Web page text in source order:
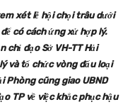
xét lễ hội chọi trâu dưới
có cách ứng xử hợp lý.
chỉ đạo Sở VH-TT Hải
và tổ chức vòng đấu loại
Phòng cũng giao UBND
TP về việc khắc phục hậu